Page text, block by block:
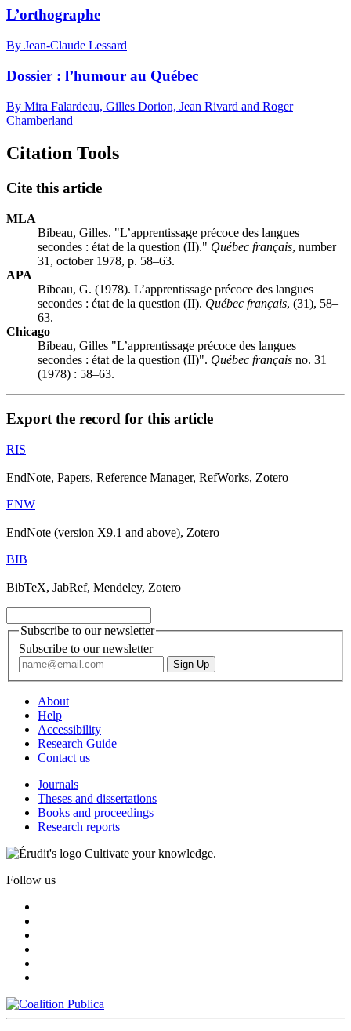
L’orthographe
By Jean-Claude Lessard
Dossier : l’humour au Québec
By Mira Falardeau, Gilles Dorion, Jean Rivard and Roger
Chamberland
Citation Tools
Cite this article
MLA
Bibeau, Gilles. "L’apprentissage précoce des langues
secondes : état de la question (II)." Québec français, number
31, october 1978, p. 58–63.
APA
Bibeau, G. (1978). L’apprentissage précoce des langues
secondes : état de la question (II). Québec français, (31), 58–
63.
Chicago
Bibeau, Gilles "L’apprentissage précoce des langues
secondes : état de la question (II)". Québec français no. 31
(1978) : 58–63.
Export the record for this article
RIS
EndNote, Papers, Reference Manager, RefWorks, Zotero
ENW
EndNote (version X9.1 and above), Zotero
BIB
BibTeX, JabRef, Mendeley, Zotero
Subscribe to our newsletter
Subscribe to our newsletter
About
Help
Accessibility
Research Guide
Contact us
Journals
Theses and dissertations
Books and proceedings
Research reports
Cultivate your knowledge.
Follow us